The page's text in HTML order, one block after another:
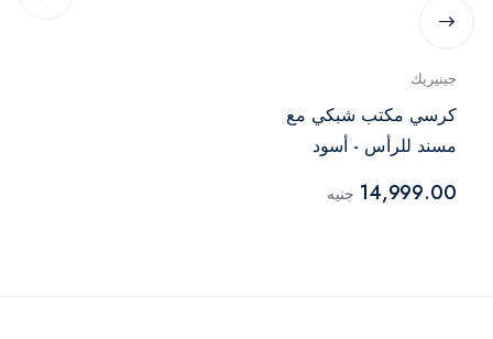
جينيريك
كرسي مكتب شبكي مع
مسند للرأس - أسود
14,999.00 جنيه